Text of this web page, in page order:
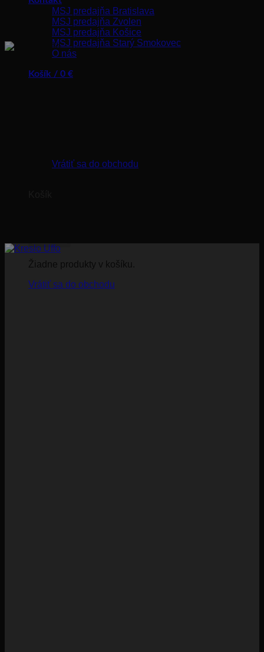
MSJ predajňa Bratislava
MSJ predajňa Zvolen
MSJ predajňa Košice
MSJ predajňa Starý Smokovec
O nás
Košík / 0 €
Vrátiť sa do obchodu
Žiadne produkty v košíku.
Vrátiť sa do obchodu